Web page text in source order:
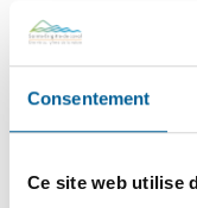
Consentement
Ce site web utilise
soirée
l’église
organismes locaux.
15 juin
2026